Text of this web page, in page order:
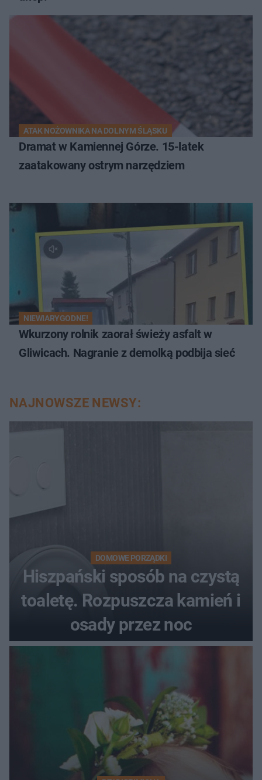
ATAK NOŻOWNIKA NA DOLNYM ŚLĄSKU
Dramat w Kamiennej Górze. 15-latek
zaatakowany ostrym narzędziem
NIEWIARYGODNE!
Wkurzony rolnik zaorał świeży asfalt w
Gliwicach. Nagranie z demolką podbija sieć
NAJNOWSZE NEWSY:
DOMOWE PORZĄDKI
Hiszpański sposób na czystą
toaletę. Rozpuszcza kamień i
osady przez noc